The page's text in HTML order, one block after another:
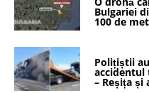
Bulgariei
100 de
Polițiștii
accidentul
– Reșița